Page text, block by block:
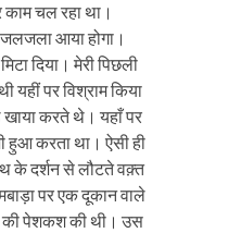
चल रहा था।
आया होगा।
दिया। मेरी पिछली
यहीं पर विश्राम किया
करते थे। यहाँ पर
हुआ करता था। ऐसी ही
के दर्शन से लौटते वक़्त
पर एक दूकान वाले
पेशकश की थी। उस